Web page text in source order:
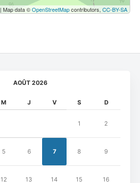
| Map data ©OpenStreetMapcontributors, CC-BY-SA
AOÛT 2026
M J V S D
1 2
5 6 7 8 9
12 13 14 15 16